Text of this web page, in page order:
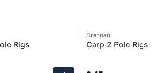
Rigs
Drennan
Carp 2 Pole Rigs